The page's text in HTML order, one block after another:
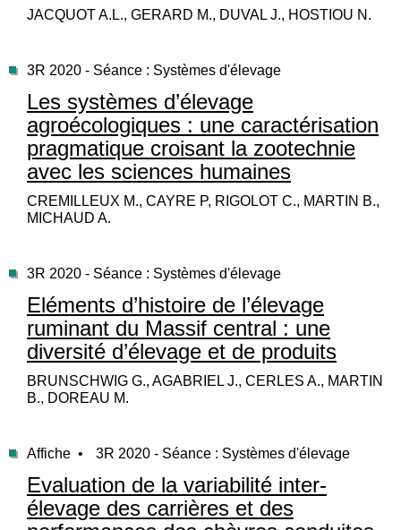
JACQUOT A.L., GERARD M., DUVAL J., HOSTIOU N.
3R 2020 - Séance : Systèmes d'élevage
Les systèmes d’élevage
agroécologiques : une caractérisation
pragmatique croisant la zootechnie
avec les sciences humaines
CREMILLEUX M., CAYRE P, RIGOLOT C., MARTIN B.,
MICHAUD A.
3R 2020 - Séance : Systèmes d'élevage
Eléments d’histoire de l’élevage
ruminant du Massif central : une
diversité d’élevage et de produits
BRUNSCHWIG G., AGABRIEL J., CERLES A., MARTIN
B., DOREAU M.
Affiche • 3R 2020 - Séance : Systèmes d'élevage
Evaluation de la variabilité inter-
élevage des carrières et des